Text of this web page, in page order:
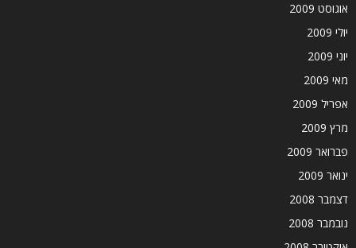
אוגוסט 2009
יולי 2009
יוני 2009
מאי 2009
אפריל 2009
מרץ 2009
פברואר 2009
ינואר 2009
דצמבר 2008
נובמבר 2008